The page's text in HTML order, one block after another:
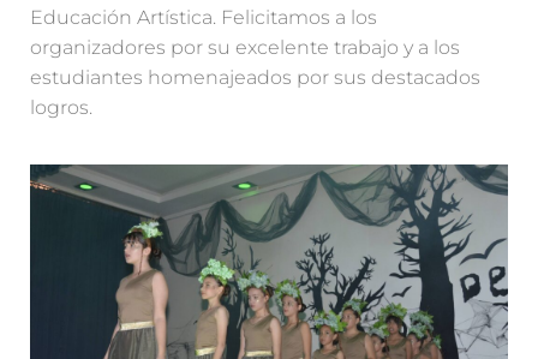
Educación Artística. Felicitamos a los
organizadores por su excelente trabajo y a los
estudiantes homenajeados por sus destacados
logros.